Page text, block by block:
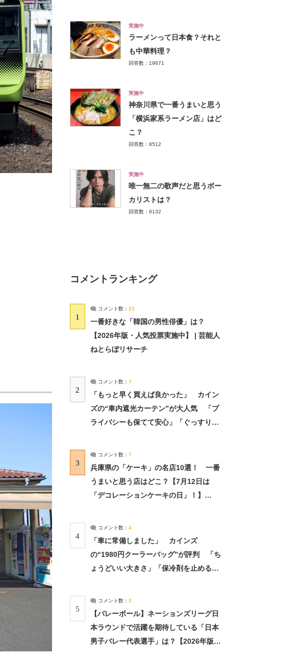
実施中
ラーメンって日本食？それと
も中華料理？
回答数：19671
実施中
神奈川県で一番うまいと思う
「横浜家系ラーメン店」はど
こ？
回答数：8512
実施中
唯一無二の歌声だと思うボー
カリストは？
回答数：8132
コメントランキング
1
コメント数： 21
一番好きな「韓国の男性俳優」は？
【2026年版・人気投票実施中】 | 芸能人
ねとらぼリサーチ
2
コメント数： 7
「もっと早く買えば良かった」 カイン
ズの“車内遮光カーテン”が大人気 「プ
ライバシーも保てて安心」「ぐっすり眠
3
コメント数： 7
兵庫県の「ケーキ」の名店10選！ 一番
うまいと思う店はどこ？【7月12日は
「デコレーションケーキの日」！】
4
コメント数： 4
「車に常備しました」 カインズ
の“1980円クーラーバッグ”が評判 「ち
ょうどいい大きさ」「保冷剤を止めるベ
5
コメント数： 3
【バレーボール】ネーションズリーグ日
本ラウンドで活躍を期待している「日本
男子バレー代表選手」は？【2026年版・